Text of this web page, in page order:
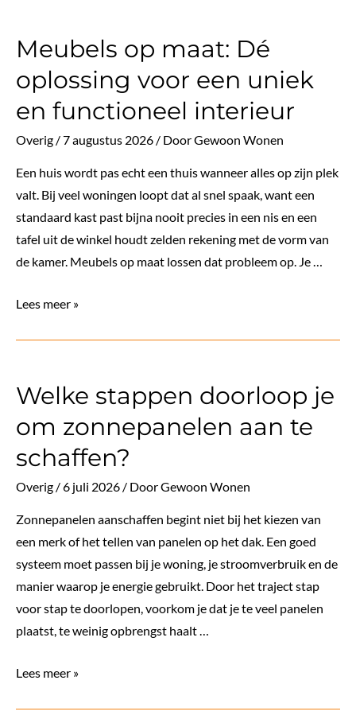
Limburg,
persoonlijk
en
op
maat
Meubels op maat: Dé
oplossing voor een uniek
en functioneel interieur
Overig /7 augustus 2026 / DoorGewoon Wonen
Een huis wordt pas echt een thuis wanneer alles op zijn plek
valt. Bij veel woningen loopt dat al snel spaak, want een
standaard kast past bijna nooit precies in een nis en een
tafel uit de winkel houdt zelden rekening met de vorm van
de kamer. Meubels op maat lossen dat probleem op. Je …
Meubels
oplossing
een
uniek
en
interieur
Lees meer »
Welke stappen doorloop je
om zonnepanelen aan te
schaffen?
Overig /6 juli 2026 / DoorGewoon Wonen
Zonnepanelen aanschaffen begint niet bij het kiezen van
een merk of het tellen van panelen op het dak. Een goed
systeem moet passen bij je woning, je stroomverbruik en de
manier waarop je energie gebruikt. Door het traject stap
voor stap te doorlopen, voorkom je dat je te veel panelen
plaatst, te weinig opbrengst haalt …
Welke
Lees meer »